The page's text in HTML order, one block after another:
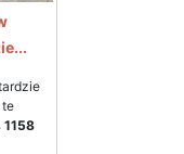
te
1158